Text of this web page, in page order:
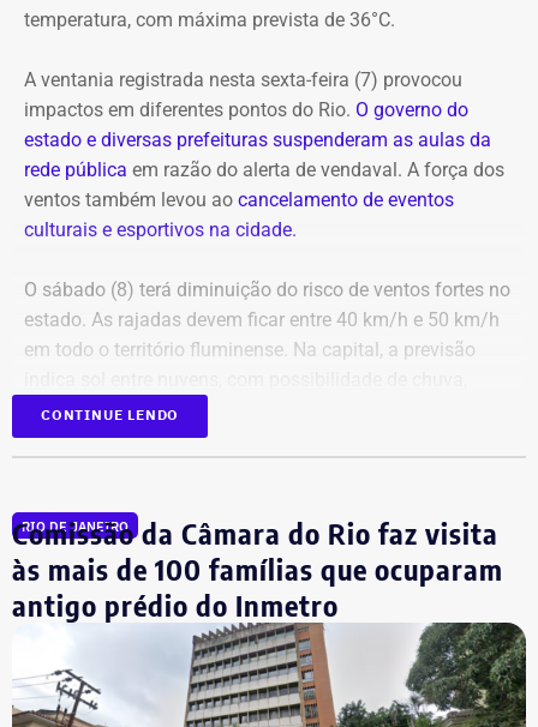
Tápias. A programação completa e os ingressos para as
Divulgação/Christopher Jones
Em outubro do mesmo ano, foi a vez de o próprio André
Marinho pedir para sair.
A exoneração, assinada no dia 23, encerrou a passagem
do rapaz pela Prefeitura do Rio.
Ao todo, o moço já pode dizer que tem 17 meses, ou 519
dias, de experiência no executivo municipal.
temperatura, com máxima prevista de 36°C.
A ventania registrada nesta sexta-feira (7) provocou
impactos em diferentes pontos do Rio. O governo do
estado e diversas prefeituras suspenderam as aulas da
rede pública em razão do alerta de vendaval. A força dos
ventos também levou ao cancelamento de eventos
culturais e esportivos na cidade.
O sábado (8) terá diminuição do risco de ventos fortes no
estado. As rajadas devem ficar entre 40 km/h e 50 km/h
em todo o território fluminense. Na capital, a previsão
temperaturas entre 20°C e 31°C e ventos fracos na maior
parte do dia.
livre, a principal atenção fica para a possibilidade de
chuva e para a mudança no cenário dos ventos ao longo
dos dias.
Domingo terá calor e ventos mais
fortes
CONTINUE LENDO
RIO DE JANEIRO
Comissão da Câmara do Rio faz visita
às mais de 100 famílias que ocuparam
antigo prédio do Inmetro